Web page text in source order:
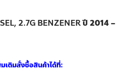
2.7G BENZENERปี 2014 –
เติมสั่งซื้อสินค้าได้ที่: